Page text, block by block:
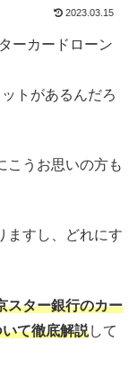
2023.03.15
ーカードローン
トがあるんだろ
こうお思いの方も
ますし、どれにす
スター銀行のカー
て徹底解説して